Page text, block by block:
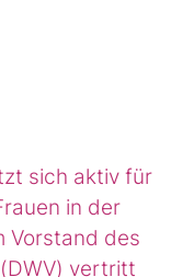
sich aktiv für
in der
Vorstand des
vertritt